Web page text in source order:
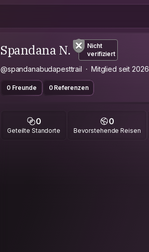
Spandana N.
Nicht
verifiziert
@spandanabudapesttrail Mitglied seit 2026
0 Freunde 0 Referenzen
0
Geteilte Standorte
0
Bevorstehende Reisen